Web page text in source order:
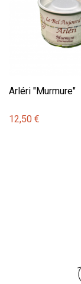
Arléri "Murmure"
12,50 €